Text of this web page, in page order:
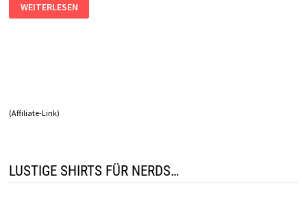
AUF
SSL-
WEITERLESEN
(Affiliate-Link)
LUSTIGE SHIRTS FÜR NERDS…